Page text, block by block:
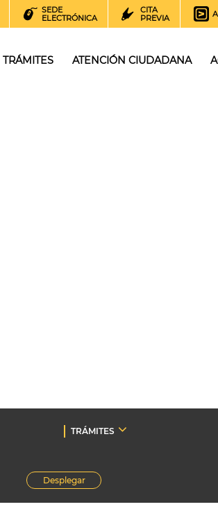
SEDE
ELECTRÓNICA
CITA
PREVIA
TRÁMITES ATENCIÓN CIUDADANA
TRÁMITES
Desplegar